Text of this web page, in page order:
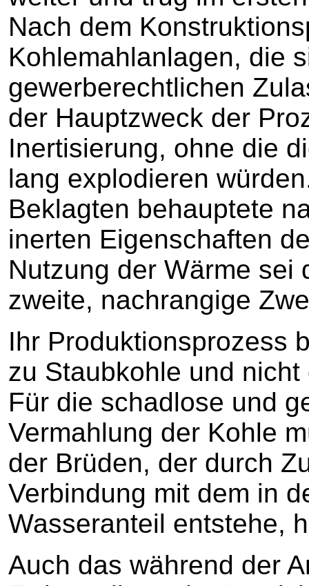
Nach dem
Kohlemahlanlagen, die
gewerberechtlichen
der Hauptzweck der
Inertisierung, ohne die
lang explodieren
Beklagten behauptete
inerten Eigenschaften
Nutzung der Wärme sei
zweite, nachrangige
Ihr Produktionsprozess
zu Staubkohle und
Für die schadlose und
Vermahlung der Kohle
der Brüden, der durch
Verbindung mit dem in
Wasseranteil entstehe,
Auch das während der